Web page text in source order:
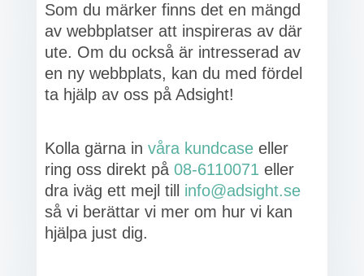
Som du märker finns det en mängd
av webbplatser att inspireras av där
ute. Om du också är intresserad av
en ny webbplats, kan du med fördel
ta hjälp av oss på Adsight!
Kolla gärna in våra kundcaseeller
ring oss direkt på 08-6110071 eller
dra iväg ett mejl till info@adsight.se
så vi berättar vi mer om hur vi kan
hjälpa just dig.